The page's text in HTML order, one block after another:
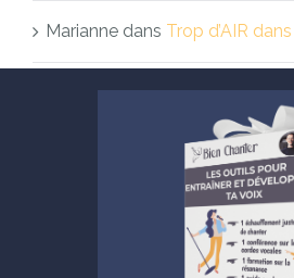
Marianne dans Trop d’AIR